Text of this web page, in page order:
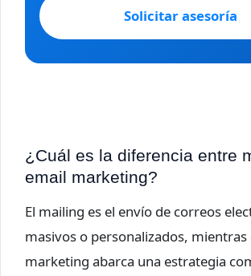
Solicitar asesoría
¿Cuál es la diferencia entre
email marketing?
El mailing es el envío de correos
masivos o personalizados, mientras
marketing abarca una estrategia